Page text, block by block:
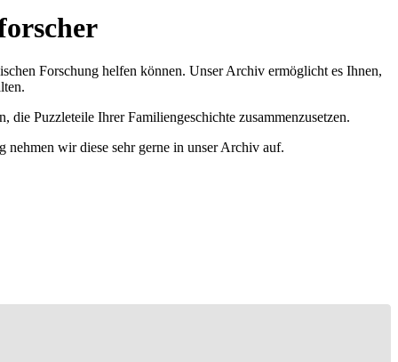
Forschung helfen können. Unser Archiv ermöglicht es Ihnen,
Puzzleteile Ihrer Familiengeschichte zusammenzusetzen.
nehmen wir diese sehr gerne in unser Archiv auf.